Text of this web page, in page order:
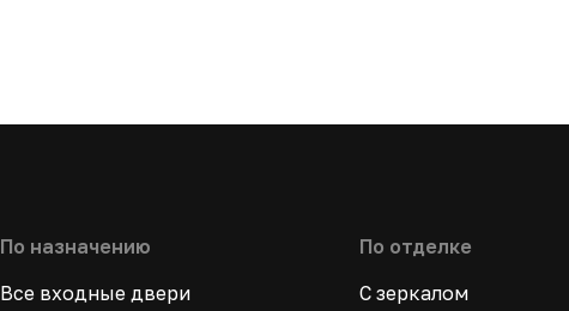
По назначению
Все входные двери
По отделке
С зеркалом